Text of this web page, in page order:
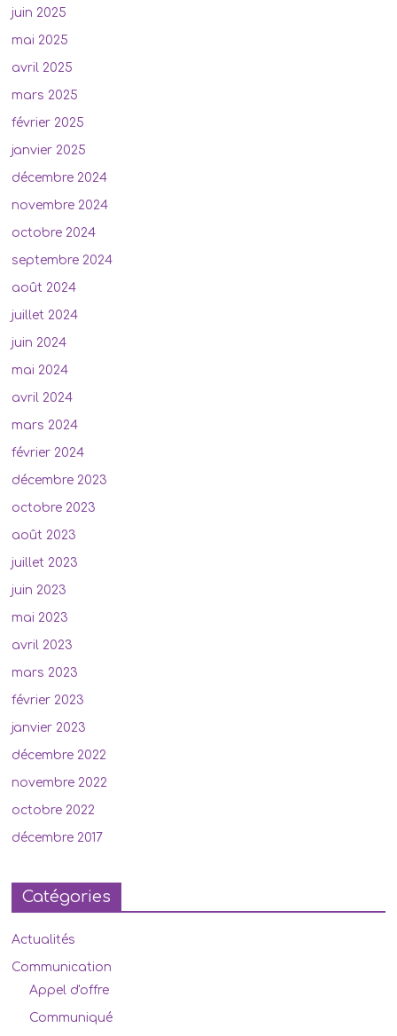
juin 2025
mai 2025
avril 2025
mars 2025
février 2025
janvier 2025
décembre 2024
novembre 2024
octobre 2024
septembre 2024
août 2024
juillet 2024
juin 2024
mai 2024
avril 2024
mars 2024
février 2024
décembre 2023
octobre 2023
août 2023
juillet 2023
juin 2023
mai 2023
avril 2023
mars 2023
février 2023
janvier 2023
décembre 2022
novembre 2022
octobre 2022
décembre 2017
Catégories
Actualités
Communication
Appel d'offre
Communiqué